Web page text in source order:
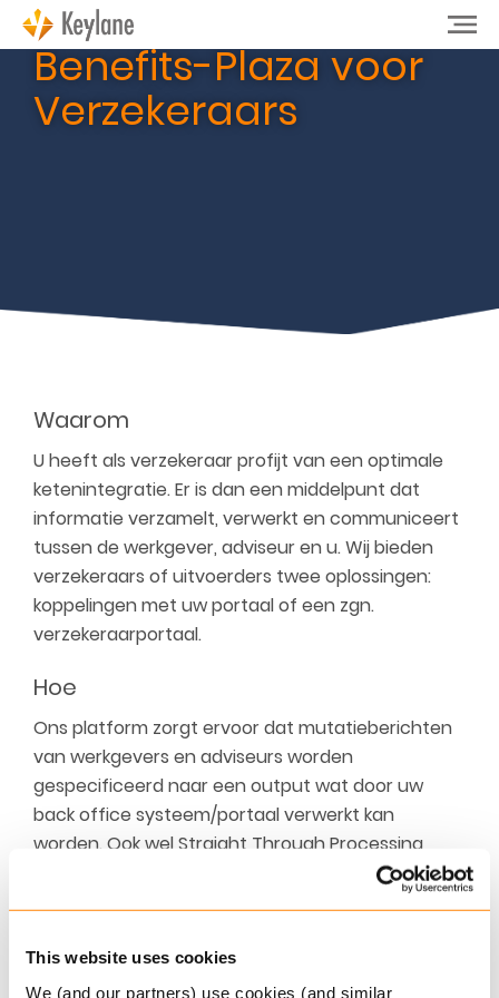
This website uses cookies
We (and our partners) use cookies (and similar
Benefits-Plaza voor
Verzekeraars
Waarom
U heeft als verzekeraar profijt van een optimale
ketenintegratie. Er is dan een middelpunt dat
informatie verzamelt, verwerkt en communiceert
tussen de werkgever, adviseur en u. Wij bieden
verzekeraars of uitvoerders twee oplossingen:
koppelingen met uw portaal of een zgn.
verzekeraarportaal.
Hoe
Ons platform zorgt ervoor dat mutatieberichten
van werkgevers en adviseurs worden
gespecificeerd naar een output wat door uw
back office systeem/portaal verwerkt kan
worden. Ook wel Straight Through Processing
(STP) genoemd. Op deze manier kunnen de
mutaties direct digitaal worden verwerkt. Deze
functioneert tussen de Benefits-Plaza omgeving
van de adviseur en uw portaal.